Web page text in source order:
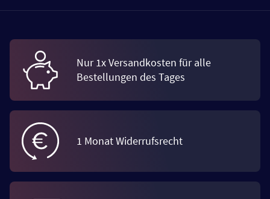
Nur 1x Versandkosten für alle
Bestellungen des Tages
1 Monat Widerrufsrecht